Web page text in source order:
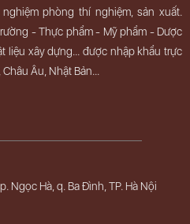
phòng thí nghiệm, sản xuất.
- Thực phẩm - Mỹ phẩm - Dược
liệu xây dựng... được nhập khẩu trực
Âu, Nhật Bản...
Ngọc Hà, q. Ba Đình, TP. Hà Nội